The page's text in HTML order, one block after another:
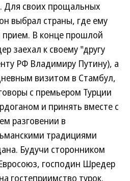
Для своих прощальных
выбрал страны, где ему
прием. В конце прошлой
заехал к своему "другу
РФ Владимиру Путину), а
визитом в Стамбул,
с премьером Турции
и принять вместе с
разговении в
традициями
Будучи сторонником
господин Шредер
гостеприимство турок.